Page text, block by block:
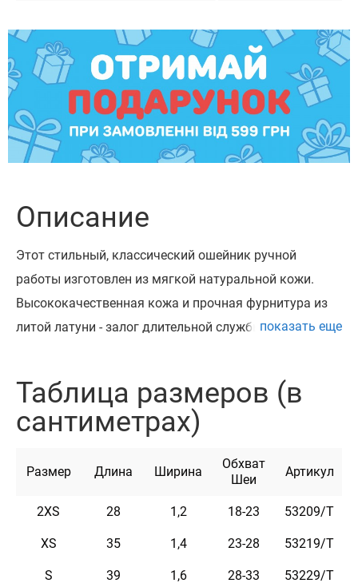
Описание
Этот стильный, классический ошейник ручной
работы изготовлен из мягкой натуральной кожи.
Высококачественная кожа и прочная фурнитура из
литой латуни - залог длительной службы изделия.
Этот ошейник может быть укомплектован
адресником из латуни на заклепках с возможностью
размера.
оборудованием.
Ошейник доступен в цветах: черный, горчичный,
коричневый, красный, бирюзовый, розовый и
показать еще
Таблица размеров (в
сантиметрах)
Размер Длина Ширина
Обхват
Шеи
Артикул
2XS 28 1,2 18-23 53209/T
XS 35 1,4 23-28 53219/T
S 39 1,6 28-33 53229/T